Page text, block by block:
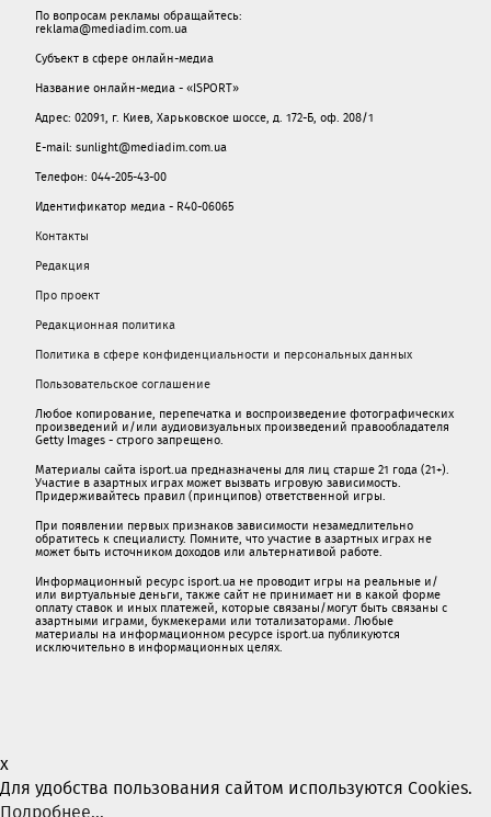
По вопросам рекламы обращайтесь:
reklama@mediadim.com.ua
Субъект в сфере онлайн-медиа
Название онлайн-медиа - «ISPORT»
Адрес: 02091, г. Киев, Харьковское шоссе, д. 172-Б, оф. 208/1
E-mail: sunlight@mediadim.com.ua
Телефон: 044-205-43-00
Идентификатор медиа - R40-06065
Контакты
Редакция
Про проект
Редакционная политика
Политика в сфере конфиденциальности и персональных данных
Пользовательское соглашение
Любое копирование, перепечатка и воспроизведение фотографических
произведений и/или аудиовизуальных произведений правообладателя
Getty Images - строго запрещено.
Материалы сайта isport.ua предназначены для лиц старше 21 года (21+).
Участие в азартных играх может вызвать игровую зависимость.
Придерживайтесь правил (принципов) ответственной игры.
При появлении первых признаков зависимости незамедлительно
обратитесь к специалисту. Помните, что участие в азартных играх не
может быть источником доходов или альтернативой работе.
Информационный ресурс isport.ua не проводит игры на реальные и/
или виртуальные деньги, также сайт не принимает ни в какой форме
oплaту ставок и иных платежей, которые связаны/могут быть связаны c
азартными игрaми, букмекерами или тотализаторами. Любые
материалы на информационном ресурсе isport.ua публикуютcя
исключительно в информационных целях.
x
Для удобства пользования сайтом используются Cookies.
Подробнее...